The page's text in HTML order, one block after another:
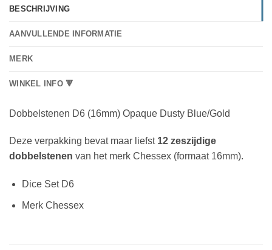
BESCHRIJVING
AANVULLENDE INFORMATIE
MERK
WINKEL INFO 🔻
Dobbelstenen D6 (16mm) Opaque Dusty Blue/Gold
Deze verpakking bevat maar liefst 12 zeszijdige
dobbelstenen van het merk Chessex (formaat 16mm).
Dice Set D6
Merk Chessex